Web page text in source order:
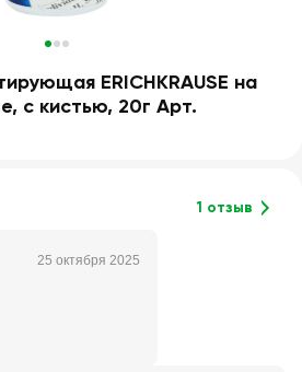
ERICHKRAUSE на
с кистью, 20г Арт.
1 отзыв
25 октября 2025